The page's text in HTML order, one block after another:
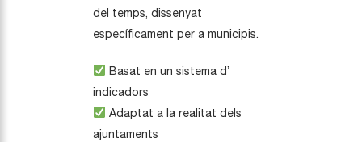
del temps, dissenyat
específicament per a municipis.
Basat en un sistema d’
indicadors
Adaptat a la realitat dels
ajuntaments